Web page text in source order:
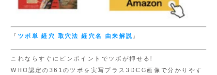
『 ツボ単経穴 取穴法経穴名 由来解説』
これならすぐにピンポイントでツボが押せる!
WHO認定の361のツボを実写プラス3DCG画像で分かりやす